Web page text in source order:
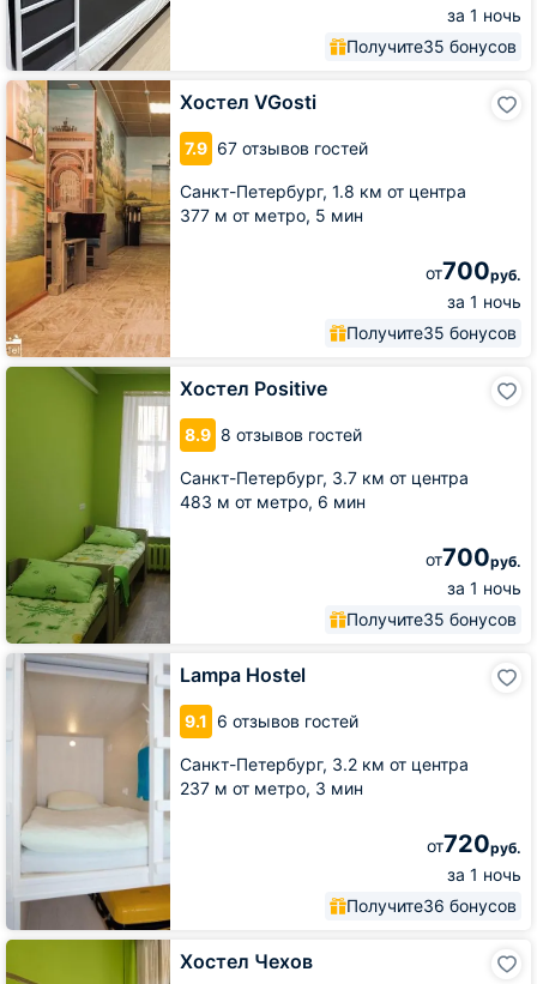
за 1 ночь
Получите35 бонусов
Хостел VGosti
7.9 67 отзывов гостей
Санкт-Петербург, 1.8 км от центра
377 м от метро, 5 мин
от700руб.
за 1 ночь
Получите35 бонусов
Хостел
VGosti
Хостел Positive
8.9 8 отзывов гостей
Санкт-Петербург, 3.7 км от центра
483 м от метро, 6 мин
от700руб.
за 1 ночь
Получите35 бонусов
Хостел
Lampa Hostel
9.1 6 отзывов гостей
Санкт-Петербург, 3.2 км от центра
237 м от метро, 3 мин
от720руб.
за 1 ночь
Получите36 бонусов
Lampa
Hostel
Хостел Чехов
Хостел
Чехов